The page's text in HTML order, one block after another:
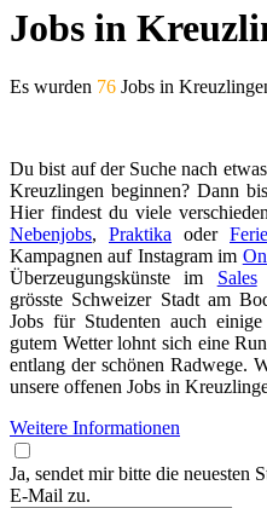
Jobs in
Es wurden 76 Jobs in
Du bist auf der Suche nach
Kreuzlingen beginnen? Dann
Hier findest du viele
Nebenjobs, Praktika oder
Kampagnen auf Instagram im
Überzeugungskünste im Sales
grösste Schweizer Stadt am
Jobs für Studenten auch
gutem Wetter lohnt sich eine
entlang der schönen Radwege.
unsere offenen Jobs in
Weitere Informationen
Ja, sendet mir bitte die neuesten
E-Mail zu.